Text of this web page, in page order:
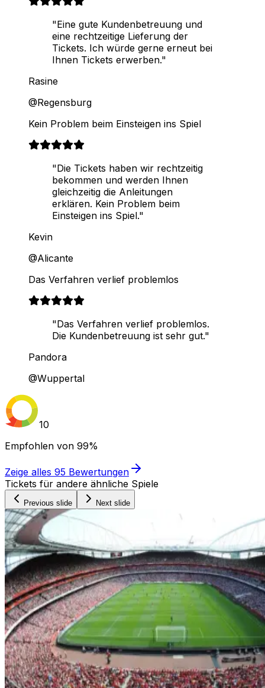
"Eine gute Kundenbetreuung und
eine rechtzeitige Lieferung der
Tickets. Ich würde gerne erneut bei
Ihnen Tickets erwerben."
Rasine
@Regensburg
Kein Problem beim Einsteigen ins Spiel
"Die Tickets haben wir rechtzeitig
bekommen und werden Ihnen
gleichzeitig die Anleitungen
erklären. Kein Problem beim
Einsteigen ins Spiel."
Kevin
@Alicante
Das Verfahren verlief problemlos
"Das Verfahren verlief problemlos.
Die Kundenbetreuung ist sehr gut."
Pandora
@Wuppertal
10
Empfohlen von 99%
Zeige alles 95 Bewertungen
Tickets für andere ähnliche Spiele
Previous slide Next slide